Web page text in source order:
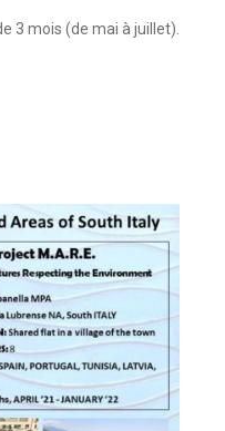
3 mois (de mai à juillet).